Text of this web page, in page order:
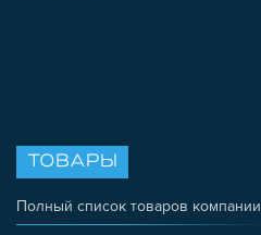
ТОВАРЫ
Полный список товаров компании